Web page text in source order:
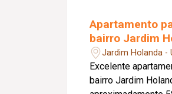
Apartamento
bairro Jardim
Jardim Holanda -
Excelente
bairro Jardim